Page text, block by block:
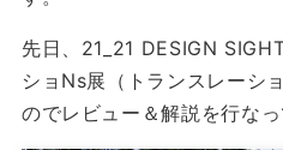
先日、21_21 DESIGN
ショNs展（トランスレーシ
のでレビュー＆解説を行なっ